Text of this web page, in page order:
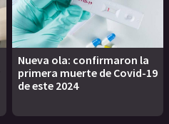
Nueva ola: confirmaron la
primera muerte de Covid-19
de este 2024